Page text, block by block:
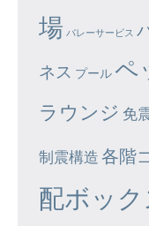
場 バレーサービス
ネス プール ペ
ラウンジ 免
制震構造 各階
配ボック